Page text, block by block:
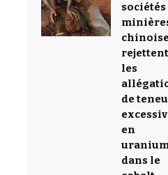
sociétés
rejettent
les
de
en
dans le